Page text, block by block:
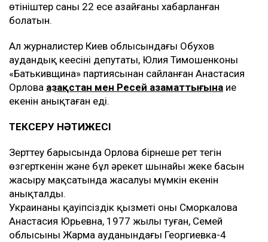
өтініштер саны 22 есе азайғаны хабарланған
болатын.
Ал журналистер Киев облысындағы Обухов
аудандық кеңесінің депутаты, Юлия Тимошенконың
«Батькивщина» партиясынан сайланған Анастасия
Орлова Қазақстан мен Ресей азаматтығына ие
екенін анықтаған еді.
ТЕКСЕРУ НӘТИЖЕСІ
Зерттеу барысында Орлова бірнеше рет тегін
өзгерткенін және бұл әрекет шынайы жеке басын
жасыру мақсатында жасалуы мүмкін екенін
анықталды.
Украинаның қауіпсіздік қызметі оны Сморкалова
Анастасия Юрьевна, 1977 жылы туған, Семей
облысының Жарма ауданындағы Георгиевка-4